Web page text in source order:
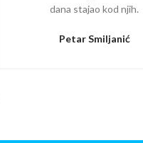
dana stajao kod njih.
Petar Smiljanić